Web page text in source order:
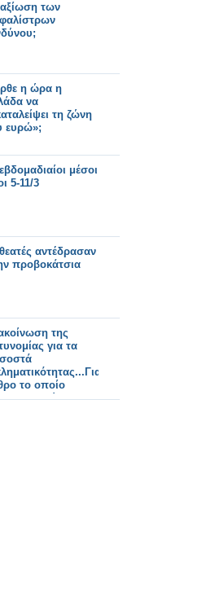
των
η ώρα η
να
τη ζώνη
ευρώ»;
μέσοι
5-11/3
αντέδρασαν
προβοκάτσια
της
για τα
το οποίο
και εδώ